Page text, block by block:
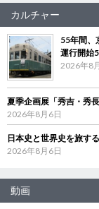
カルチャー
55年間、
運行開始
2026年8
夏季企画展「秀吉・秀
2026年8月6日
日本史と世界史を旅す
2026年8月6日
動画